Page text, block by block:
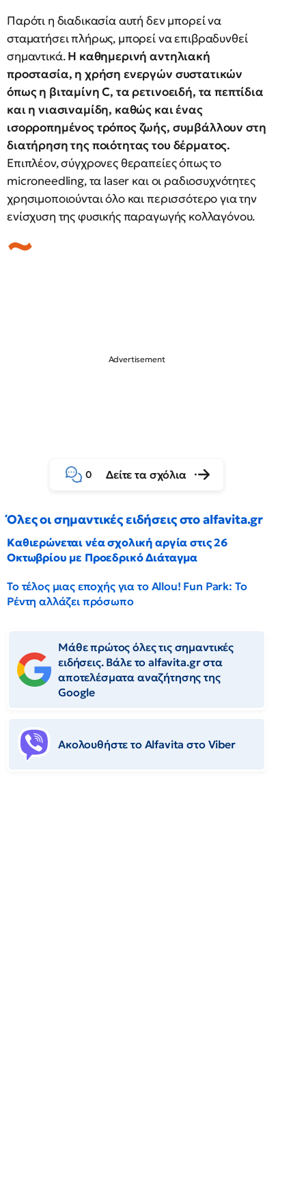
Παρότι η διαδικασία αυτή δεν μπορεί να
σταματήσει πλήρως, μπορεί να επιβραδυνθεί
σημαντικά.Η καθημερινή αντηλιακή
προστασία, η χρήση ενεργών συστατικών
όπως η βιταμίνη C, τα ρετινοειδή, τα πεπτίδια
και η νιασιναμίδη, καθώς και ένας
ισορροπημένος τρόπος ζωής, συμβάλλουν στη
διατήρηση της ποιότητας του δέρματος.
Επιπλέον, σύγχρονες θεραπείες όπως το
microneedling, τα laser και οι ραδιοσυχνότητες
χρησιμοποιούνται όλο και περισσότερο για την
ενίσχυση της φυσικής παραγωγής κολλαγόνου.
0 Δείτε τα σχόλια
Όλες οι σημαντικές ειδήσεις στο alfavita.gr
Καθιερώνεται νέα σχολική αργία στις 26
Οκτωβρίου με Προεδρικό Διάταγμα
Το τέλος μιας εποχής για το Allou! Fun Park: Το
Ρέντη αλλάζει πρόσωπο
Μάθε πρώτος όλες τις σημαντικές
ειδήσεις. Βάλε το alfavita.gr στα
αποτελέσματα αναζήτησης της
Google
Ακολουθήστε το Αlfavita στο Viber